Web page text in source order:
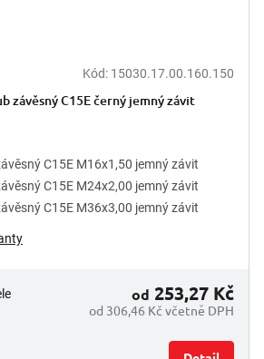
Kód: 15030.17.00.160.150
závěsný C15E černý jemný závit
C15E M16x1,50 jemný závit
C15E M24x2,00 jemný závit
C15E M36x3,00 jemný závit
od 306,46 Kč včetně DPH
od 253,27 Kč